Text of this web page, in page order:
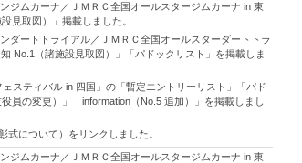
ジムカーナ／ＪＭＲＣ全国オールスタージムカーナ in 東
見取図）」掲載しました。
ダートトライアル／ＪＭＲＣ全国オールスターダートトラ
No.1（諸施設見取図）」「パドックリスト」を掲載しま
スティバル in 四国」の「暫定エントリーリスト」「パド
員の変更）」「information（No.5 追加）」を掲載しまし
式について）をリンクしました。
ジムカーナ／ＪＭＲＣ全国オールスタージムカーナ in 東